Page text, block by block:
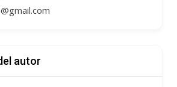
autor